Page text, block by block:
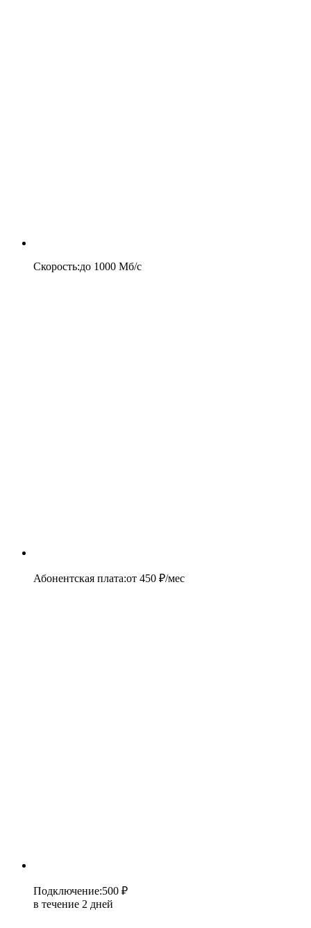
Скорость:до 1000 Мб/c
Абонентская плата:от 450 ₽/мес
Подключение:500 ₽
в течение 2 дней